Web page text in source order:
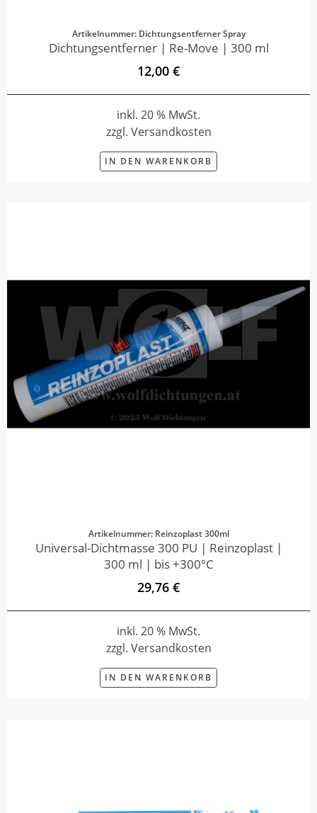
Artikelnummer: Dichtungsentferner Spray
Dichtungsentferner | Re-Move | 300 ml
12,00 €
inkl. 20 % MwSt.
zzgl. Versandkosten
IN DEN WARENKORB
Artikelnummer: Reinzoplast 300ml
Universal-Dichtmasse 300 PU | Reinzoplast |
300 ml | bis +300°C
29,76 €
inkl. 20 % MwSt.
zzgl. Versandkosten
IN DEN WARENKORB